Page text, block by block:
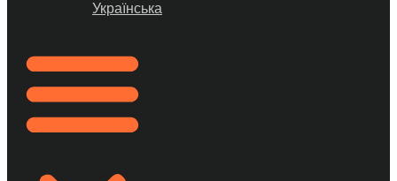
Українська